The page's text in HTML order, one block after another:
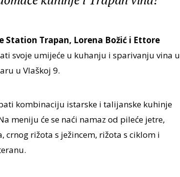
Station Trapan, Lorena Božić i Ettore
svoje umijeće u kuhanju i sparivanju vina u
u Vlaškoj 9.
kombinaciju istarske i talijanske kuhinje
meniju će se naći namaz od pileće jetre,
rižota s ježincem, rižota s ciklom i